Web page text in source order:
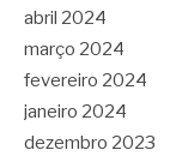
abril 2024
março 2024
fevereiro 2024
janeiro 2024
dezembro 2023